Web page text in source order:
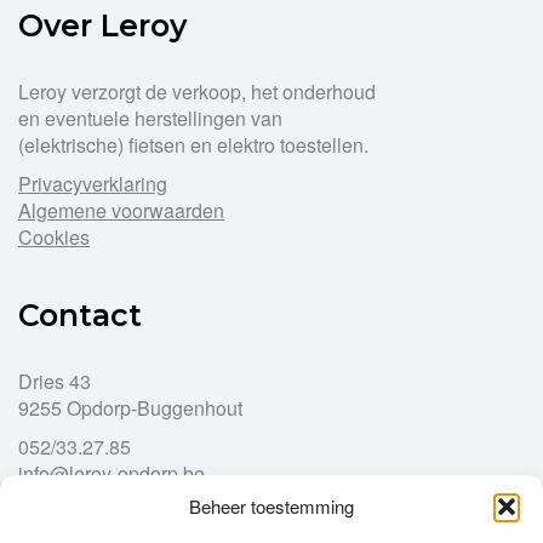
Beheer toestemming
Over Leroy
Leroy verzorgt de verkoop, het onderhoud
en eventuele herstellingen van
(elektrische) fietsen en elektro toestellen.
Privacyverklaring
Algemene voorwaarden
Cookies
Contact
Dries 43
9255 Opdorp-Buggenhout
052/33.27.85
info@leroy-opdorp.be